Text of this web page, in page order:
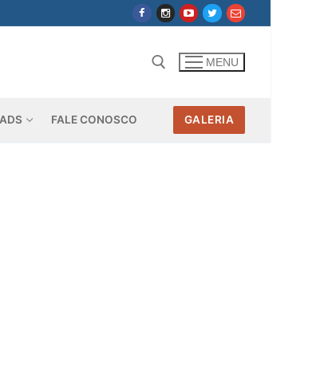
MENU
FALE CONOSCO GALERIA